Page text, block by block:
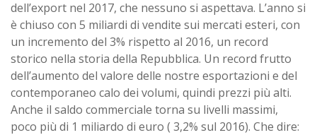
dell’export nel 2017, che nessuno si aspettava. L’anno si
è chiuso con 5 miliardi di vendite sui mercati esteri, con
un incremento del 3% rispetto al 2016, un record
storico nella storia della Repubblica. Un record frutto
dell’aumento del valore delle nostre esportazioni e del
contemporaneo calo dei volumi, quindi prezzi più alti.
Anche il saldo commerciale torna su livelli massimi,
poco più di 1 miliardo di euro ( 3,2% sul 2016). Che dire: